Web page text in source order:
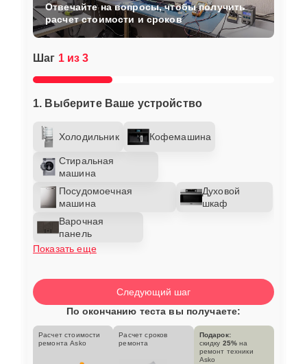
Шаг 1 из 3
1. Выберите Ваше устройство
Холодильник Кофемашина
Стиральная
машина
Посудомоечная
машина
Духовой
шкаф
Варочная
панель
Показать еще
Отвечайте на вопросы, чтобы получить
расчет стоимости и сроков
Следующий шаг
По окончанию теста вы получаете:
Расчет стоимости
ремонта Asko
Расчет сроков
ремонта
Подарок:
скидку 25% на
ремонт техники
Asko